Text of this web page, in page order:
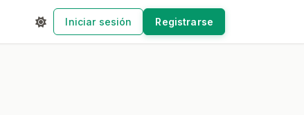
Iniciar sesión Registrarse